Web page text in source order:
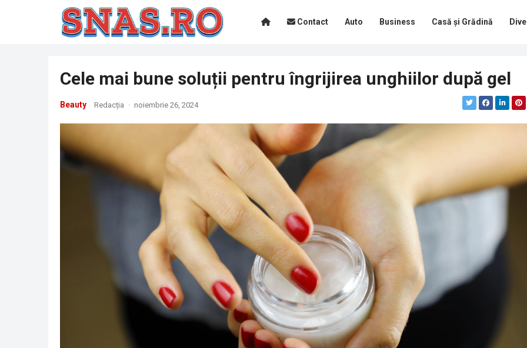
Contact Auto Business Casă și Grădină
Cele mai bune soluții pentru îngrijirea unghiilor după gel
Beauty Redacția · noiembrie 26, 2024